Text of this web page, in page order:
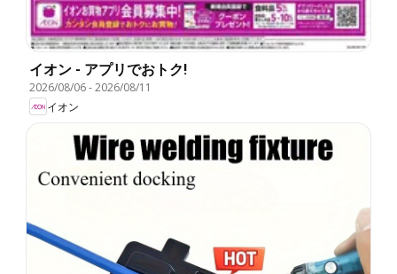
イオン - アプリでおトク!
2026/08/06-2026/08/11
イオン